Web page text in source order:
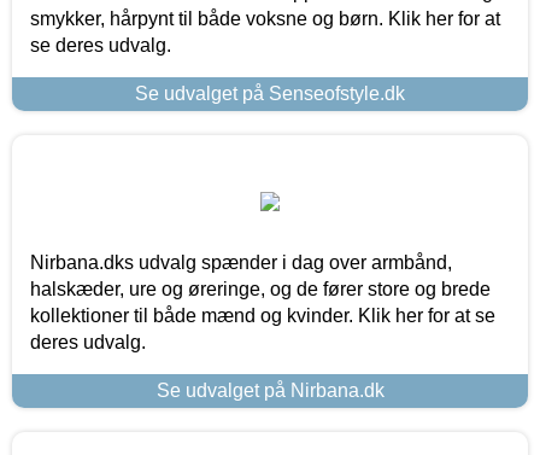
smykker, hårpynt til både voksne og børn. Klik her for at
se deres udvalg.
Se udvalget på Senseofstyle.dk
Nirbana.dks udvalg spænder i dag over armbånd,
halskæder, ure og øreringe, og de fører store og brede
kollektioner til både mænd og kvinder. Klik her for at se
deres udvalg.
Se udvalget på Nirbana.dk